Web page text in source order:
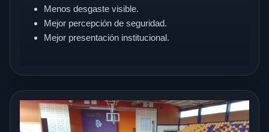
Menos desgaste visible.
Mejor percepción de seguridad.
Mejor presentación institucional.